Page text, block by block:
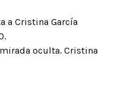
a Cristina García
oculta. Cristina